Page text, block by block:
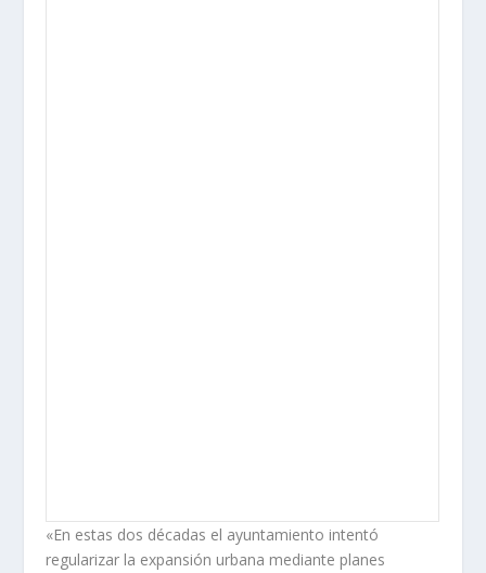
«En estas dos décadas el ayuntamiento intentó
regularizar la expansión urbana mediante planes